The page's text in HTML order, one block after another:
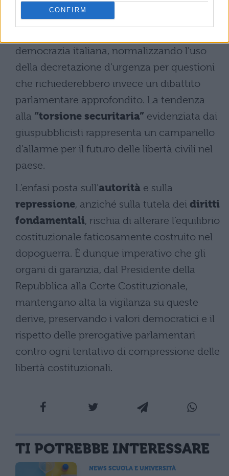
CONFIRM
L’adozione del decreto sicurezza potrebbe
democrazia italiana, normalizzando l’uso
della decretazione d’urgenza per questioni
che richiederebbero invece un dibattito
parlamentare approfondito. La tendenza
alla “torsione securitaria” evidenziata dai
giuspubblicisti rappresenta un campanello
d’allarme per il futuro delle libertà civili nel
paese.
L’enfasi posta sull’autorità e sulla
repressione, anziché sulla tutela dei diritti
fondamentali, rischia di alterare l’equilibrio
costituzionale faticosamente costruito nel
dopoguerra. È dunque imperativo che gli
organi di garanzia, dal Presidente della
Repubblica alla Corte Costituzionale,
mantengano alta la vigilanza su queste
derive, preservando i valori democratici e il
rispetto delle prerogative parlamentari
contro ogni tentativo di compressione delle
libertà costituzionali.
TI POTREBBE INTERESSARE
NEWS SCUOLA E UNIVERSITÀ